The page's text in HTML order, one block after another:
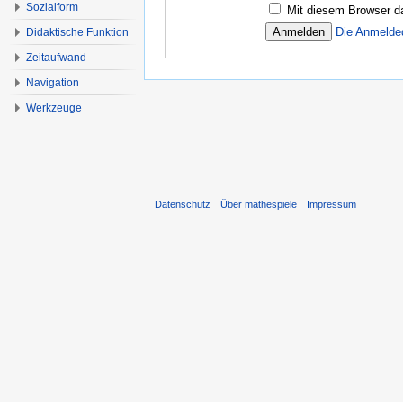
Mit diesem Browser
Die
Sozialform
Didaktische Funktion
Zeitaufwand
Navigation
Werkzeuge
Datenschutz Über mathespiele Impressum